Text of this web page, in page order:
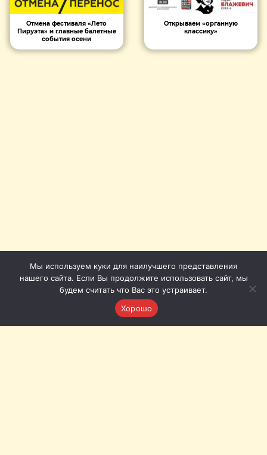
Отмена фестиваля «Лето
Пируэта» и главные балетные
события осени
Открываем «органную
классику»
Мы используем куки для наилучшего представления
нашего сайта. Если Вы продолжите использовать сайт, мы
будем считать что Вас это устраивает.
Хорошо